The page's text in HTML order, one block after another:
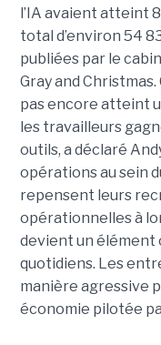
l’IA avaient atteint
total d’environ 54
publiées par le
Gray and Christmas.
pas encore atteint
les travailleurs
outils, a déclaré
opérations au sein
repensent leurs
opérationnelles à
devient un élément
quotidiens. Les
manière agressive
économie pilotée